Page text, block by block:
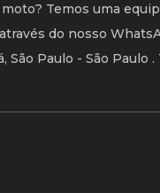
Temos uma
do nosso
São Paulo - São Paulo